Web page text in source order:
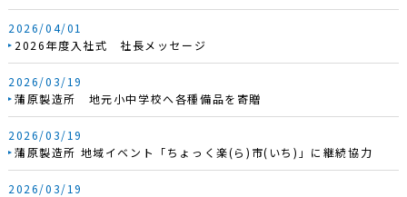
2026/04/01
2026年度入社式 社長メッセージ
2026/03/19
蒲原製造所 地元小中学校へ各種備品を寄贈
2026/03/19
蒲原製造所 地域イベント「ちょっく楽(ら)市(いち)」に継続協力
2026/03/19